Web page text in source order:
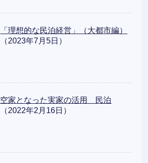
「理想的な民泊経営」（大都市編）
（2023年7月5日）
空家となった実家の活用 民泊
（2022年2月16日）